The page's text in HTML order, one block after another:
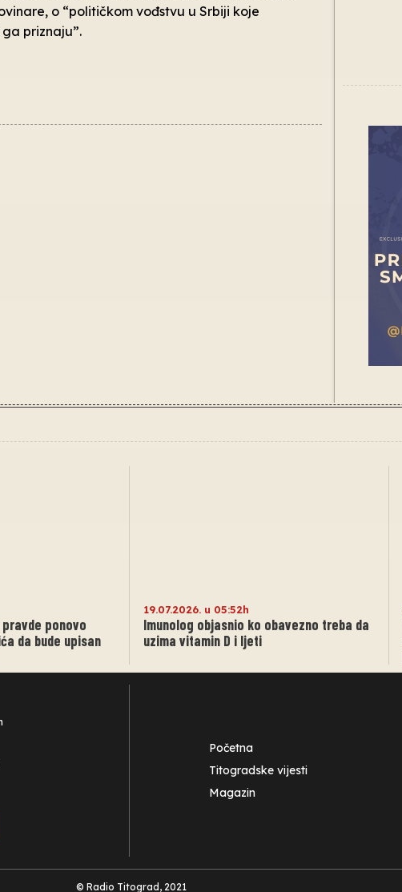
o “političkom vođstvu u Srbiji koje
priznaju”.
ponovo
da bude upisan
19.07.2026. u 05:52h
Imunolog objasnio ko obavezno treba da
uzima vitamin D i ljeti
Početna
Titogradske vijesti
Magazin
© Radio Titograd, 2021